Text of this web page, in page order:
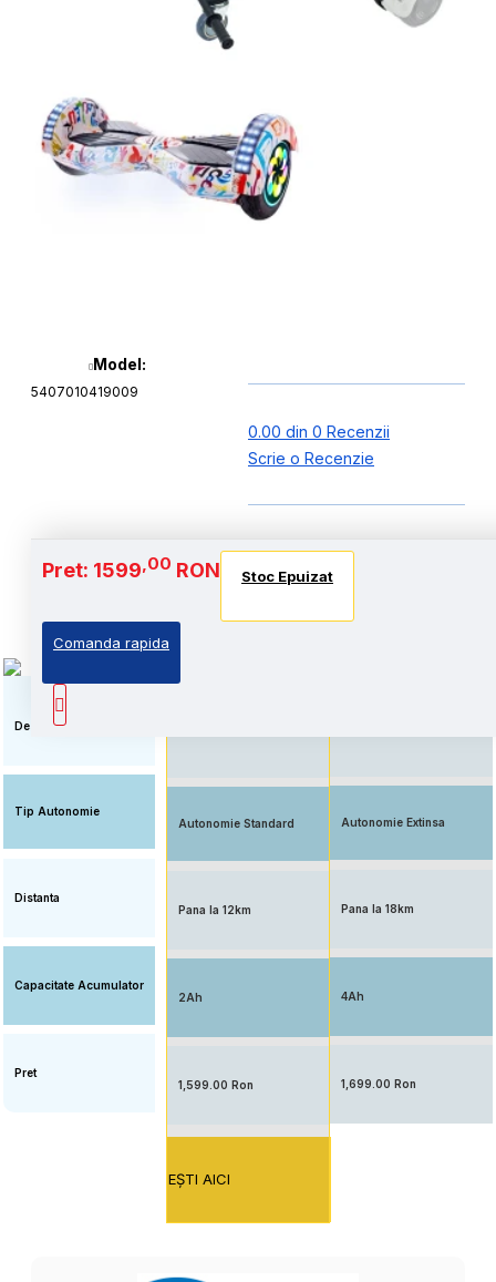
Model:
5407010419009
0.00 din 0 Recenzii
Scrie o Recenzie
Pret: 1599,00 RON Stoc Epuizat
Comanda rapida
Baterie si Autonomie
Descriere
Tip Autonomie
Distanta
Capacitate Acumulator
Pret
Stoc Epuizat
Standard: Pret accesibil,
Autonomie Standard
Pana la 12km
2Ah
1,599.00 Ron
EŞTI AICI
Stoc Epuizat
Autonomie Extinsa
Pana la 18km
4Ah
1,699.00 Ron